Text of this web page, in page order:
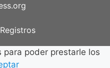
poder prestarle los